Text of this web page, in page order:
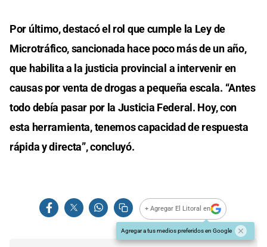
Por último, destacó el rol que cumple la Ley de
Microtráfico, sancionada hace poco más de un año,
que habilita a la justicia provincial a intervenir en
causas por venta de drogas a pequeña escala. “Antes
todo debía pasar por la Justicia Federal. Hoy, con
esta herramienta, tenemos capacidad de respuesta
rápida y directa”, concluyó.
+ Agregar El Litoral en
Agregar a tus medios preferidos en Google